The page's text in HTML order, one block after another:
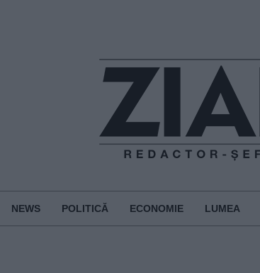
NEWS POLITICĂ ECONOMIE LUMEA